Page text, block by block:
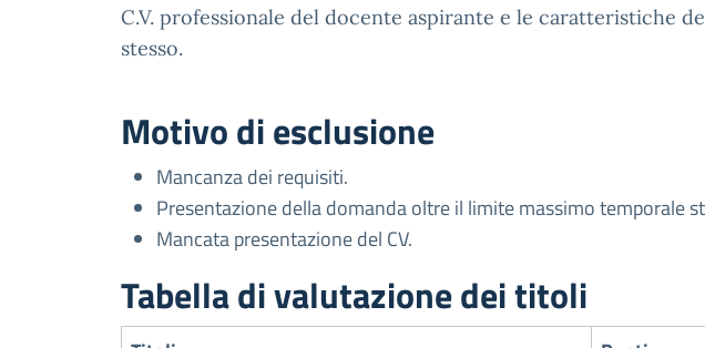
C.V. professionale del docente aspirante e le caratteristiche
stesso.
Motivo di esclusione
Mancanza dei requisiti.
Presentazione della domanda oltre il limite massimo temporale
Mancata presentazione del CV.
Tabella di valutazione dei titoli